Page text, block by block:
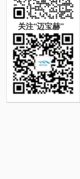
关注“迈宝赫”